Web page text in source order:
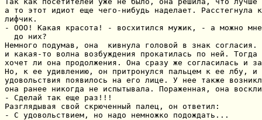
а то этот идиот еще чего-нибудь наделает. Расстегнула
лифчик.
- ООО! Какая красота! - восхитился мужик, - а можно мне
  до них?
Немного подумав, она  кивнула головой в знак согласия.
и какая-то волна возбуждения прокатилась по ней.
хочет ли она продолжения. Она сразу же согласилась и
Но, к ее удивлению, он притронулся пальцем к ее лбу, и
удовольствия появилось на его лице. У нее также
она ранее никогда не испытывала. Пораженная, она
- Сделай так еще раз!!!
Разглядывая свой скрюченный палец, он ответил:
- С удовольствием, но надо немножко подождать...